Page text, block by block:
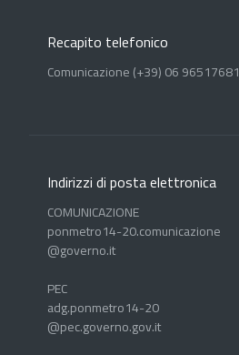
Recapito telefonico
Comunicazione (+39) 06 96517681
Indirizzi di posta elettronica
COMUNICAZIONE
ponmetro14-20.comunicazione
@governo.it
PEC
adg.ponmetro14-20
@pec.governo.gov.it